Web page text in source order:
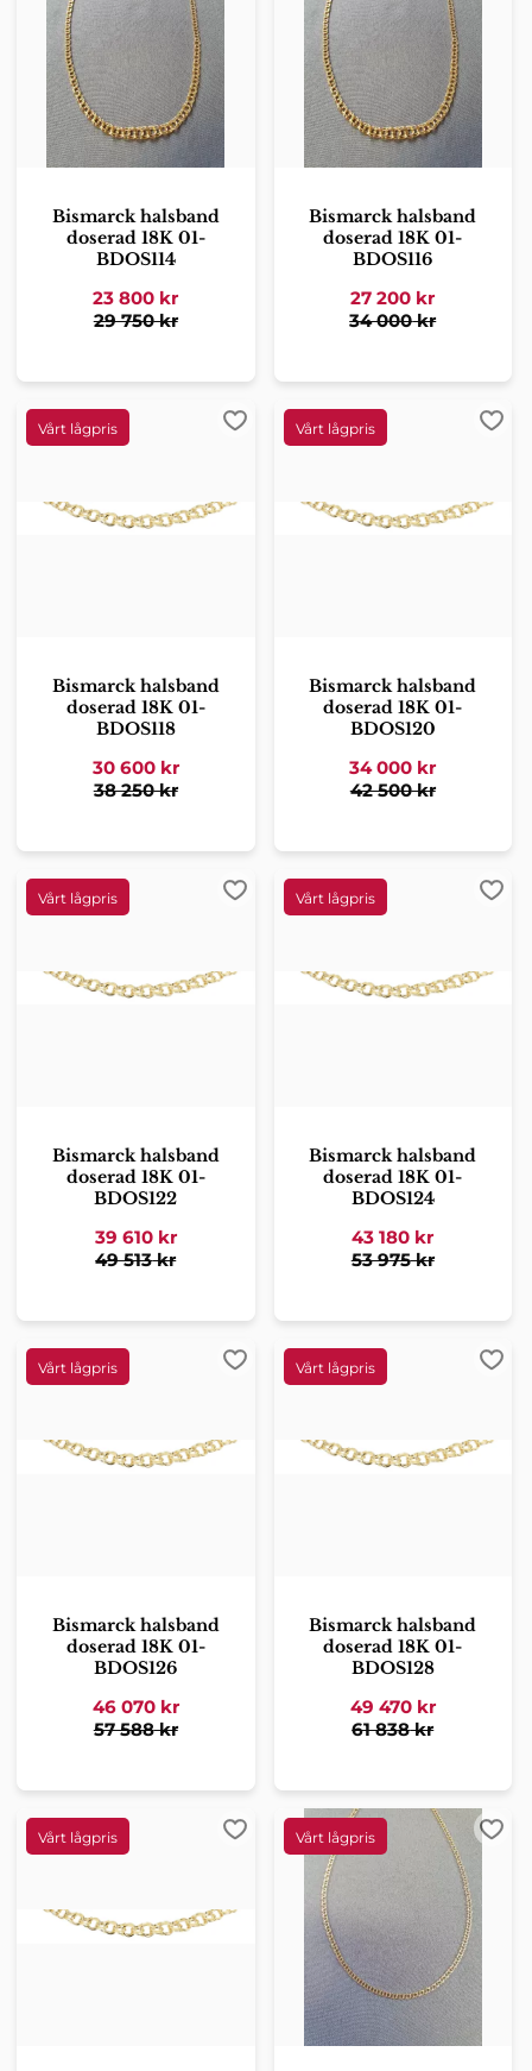
Bismarck halsband
doserad 18K 01-
BDOS114
23 800 kr
29 750kr
Bismarck halsband
doserad 18K 01-
BDOS116
27 200 kr
34 000kr
Bismarck halsband
doserad 18K 01-
BDOS118
30 600kr
38 250kr
Lägg till i favoriter
Bismarck halsband
doserad 18K 01-
BDOS120
34 000 kr
42 500kr
Bismarck halsband
doserad 18K 01-
BDOS122
39 610kr
49 513kr
Lägg till i favoriter
Bismarck halsband
doserad 18K 01-
BDOS124
43 180 kr
53 975kr
Bismarck halsband
doserad 18K 01-
BDOS126
46 070kr
57 588kr
Lägg till i favoriter
Bismarck halsband
doserad 18K 01-
BDOS128
49 470kr
61 838kr
Lägg till i favoriter